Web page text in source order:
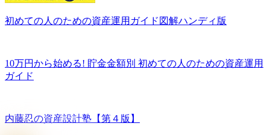
初めての人のための資産運用ガイド図解ハンディ版
10万円から始める! 貯金金額別 初めての人のための資産運用
ガイド
内藤忍の資産設計塾【第４版】